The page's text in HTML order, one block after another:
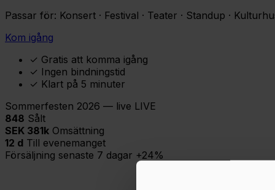
Passar för: Konsert · Festival · Teater · Standup ·
Kom igång
✓ Gratis att komma igång
✓ Ingen bindningstid
✓ Klart på 5 minuter
Sommerfesten 2026 — live LIVE
849 Sålt
SEK 381k Omsättning
12 d Till evenemanget
Försäljning senaste 7 dagar +24%